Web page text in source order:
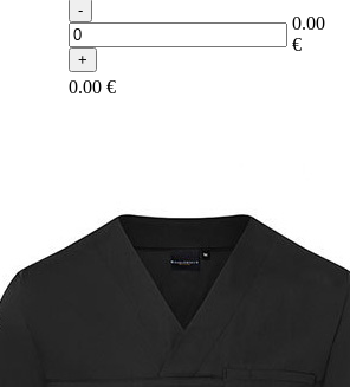
-
+
0.00
€
0.00 €